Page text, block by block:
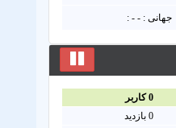
جهانی : - - :
0کاربر
0بازدید